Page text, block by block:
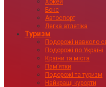
Хокей
Бокс
Автоспорт
Легка атлетіка
Туризм
Подорожі навколо
Подорожі по Україні
Країни та міста
Пам’ятки
Подорожі та туризм
Найкращі курорти